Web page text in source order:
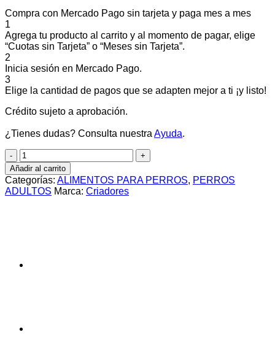
Compra con Mercado Pago sin tarjeta y paga mes a mes
1
Agrega tu producto al carrito y al momento de pagar, elige
“Cuotas sin Tarjeta” o “Meses sin Tarjeta”.
2
Inicia sesión en Mercado Pago.
3
Elige la cantidad de pagos que se adapten mejor a ti ¡y listo!
Crédito sujeto a aprobación.
¿Tienes dudas? Consulta nuestra Ayuda.
Criadores
high
pro
22kg
cantidad
Añadir al carrito
Categorías: ALIMENTOS PARA PERROS, PERROS
ADULTOS Marca: Criadores